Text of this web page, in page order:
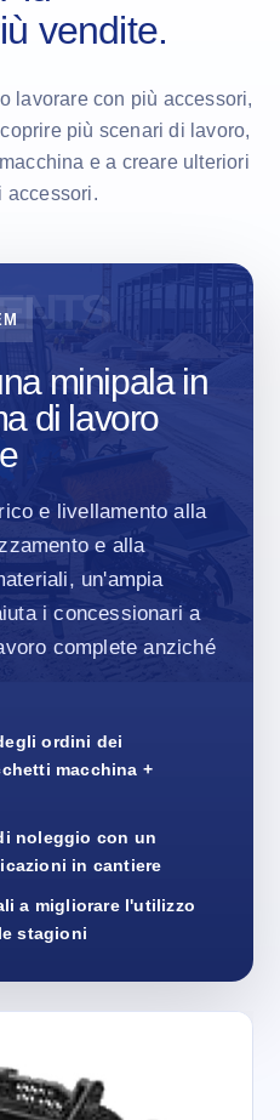
vendite.
lavorare con più accessori,
più scenari di lavoro,
e a creare ulteriori
accessori.
minipala in
di lavoro
e livellamento alla
e alla
un'ampia
i concessionari a
complete anziché
ordini dei
macchina +
noleggio con un
in cantiere
a migliorare l'utilizzo
stagioni